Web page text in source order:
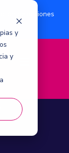
y
y
de acciones